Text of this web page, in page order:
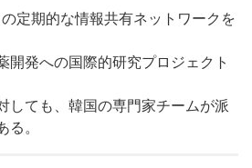
定期的な情報共有ネットワークを
開発への国際的研究プロジェクト
しても、韓国の専門家チームが派
る。